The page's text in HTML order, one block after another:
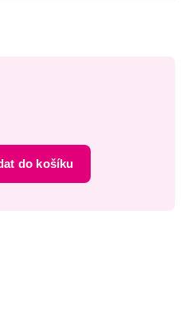
do košíku